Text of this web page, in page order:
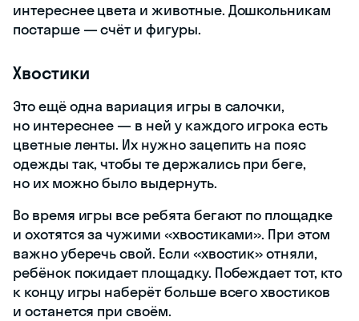
интереснее цвета и животные. Дошкольникам
постарше — счёт и фигуры.
Хвостики
Это ещё одна вариация игры в салочки,
но интереснее — в ней у каждого игрока есть
цветные ленты. Их нужно зацепить на пояс
одежды так, чтобы те держались при беге,
но их можно было выдернуть.
Во время игры все ребята бегают по площадке
и охотятся за чужими «хвостиками». При этом
важно уберечь свой. Если «хвостик» отняли,
ребёнок покидает площадку. Побеждает тот, кто
к концу игры наберёт больше всего хвостиков
и останется при своём.